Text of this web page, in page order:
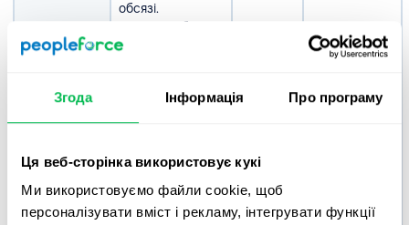
Згода Інформація Про програму
Ця веб-сторінка використовує кукі
Ми використовуємо файли cookie, щоб
персоналізувати вміст і рекламу, інтегрувати функції
обсязі.
Доступні обхідні
шляхи.
Низького
суттєво не
продуктивність
програмного
забезпечення.
(10 робочих